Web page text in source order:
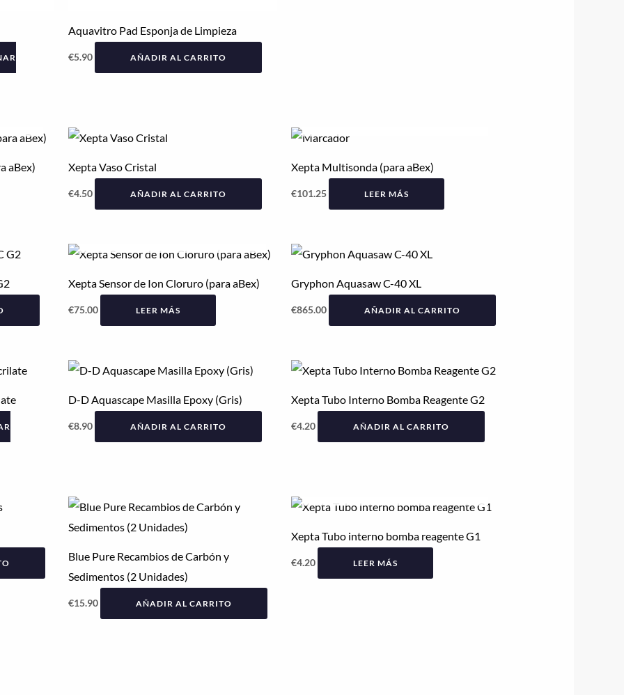
Aquavitro Pad Esponja de Limpieza
€5.90 AÑADIR AL CARRITO
aBex) Xepta Vaso Cristal
€4.50 AÑADIR AL CARRITO
Xepta Multisonda (para aBex)
€101.25 LEER MÁS
Xepta Sensor de Ion Cloruro (para aBex)
€75.00 LEER MÁS
Gryphon Aquasaw C-40 XL
€865.00 AÑADIR AL CARRITO
¡NOVEDAD!
D-D Aquascape Masilla Epoxy (Gris)
€8.90 AÑADIR AL CARRITO
Xepta Tubo Interno Bomba Reagente G2
€4.20 AÑADIR AL CARRITO
¡NOVEDAD!
Blue Pure Recambios de Carbón y
Sedimentos (2 Unidades)
€15.90 AÑADIR AL CARRITO
Xepta Tubo interno bomba reagente G1
€4.20 LEER MÁS